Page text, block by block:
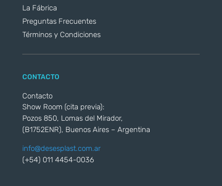
La Fábrica
Preguntas Frecuentes
Términos y Condiciones
CONTACTO
Contacto
Show Room (cita previa):
Pozos 850, Lomas del Mirador,
(B1752ENR), Buenos Aires – Argentina
info@desesplast.com.ar
(+54) 011 4454-0036